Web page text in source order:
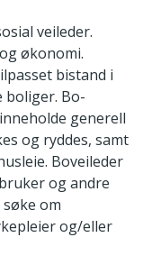
veileder.
økonomi.
bistand i
boliger. Bo-
generell
og ryddes, samt
Boveileder
og andre
om
og/eller